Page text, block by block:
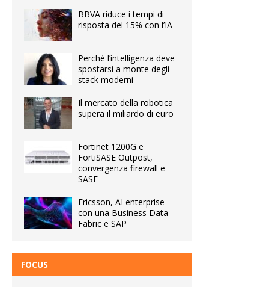
BBVA riduce i tempi di
risposta del 15% con l’IA
Perché l’intelligenza deve
spostarsi a monte degli
stack moderni
Il mercato della robotica
supera il miliardo di euro
Fortinet 1200G e
FortiSASE Outpost,
convergenza firewall e
SASE
Ericsson, AI enterprise
con una Business Data
Fabric e SAP
FOCUS